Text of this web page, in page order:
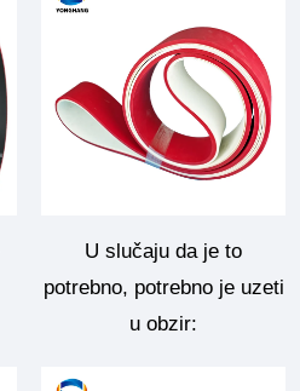
U slučaju da je to
potrebno, potrebno je uzeti
u obzir: